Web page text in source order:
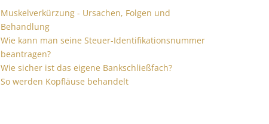
Muskelverkürzung - Ursachen, Folgen und
Behandlung
Wie kann man seine Steuer-Identifikationsnummer
beantragen?
Wie sicher ist das eigene Bankschließfach?
So werden Kopfläuse behandelt